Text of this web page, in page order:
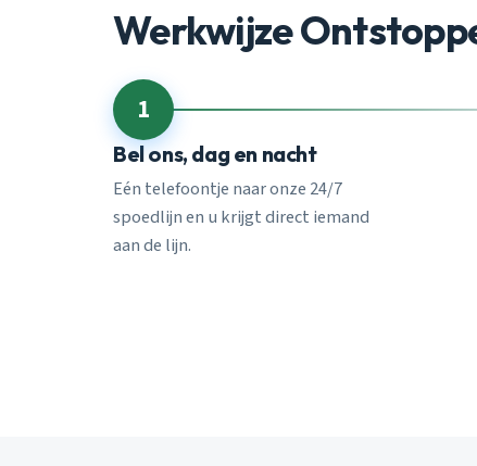
Werkwijze
1
Bel ons, dag en nacht
Eén telefoontje naar onze 24/7
spoedlijn en u krijgt direct iemand
aan de lijn.